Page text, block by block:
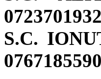
0723701932
S.C.
0767185590